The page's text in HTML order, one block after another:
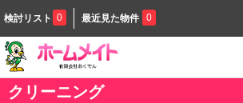
検討リスト 0 最近見た物件 0
クリーニング